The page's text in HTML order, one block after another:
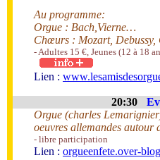
Au programme:
Orgue : Bach,Vierne…
Chœurs : Mozart,
- Adultes 15 €, Jeunes (12 à 18
Lien :
20:30
Orgue (charles
oeuvres allemandes autour
- libre participation
Lien : orgueenfete.over-